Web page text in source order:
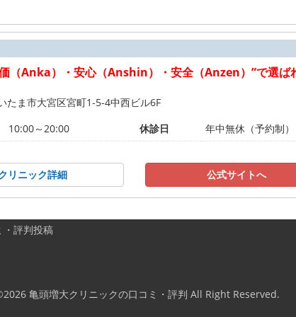
（Anka）・安心（Anshin）・安全（Anzen）”で選ば
たま市大宮区宮町1-5-4中西ビル6F
10:00～20:00 休診日 年中無休（予約制）
リニック詳細 公式サイトへ
・評判投稿
亀頭増大クリニックの口コミ・評判 All Right Reserved.